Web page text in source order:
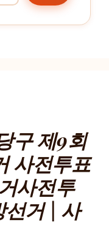
구 제9회
사전투표
사전투
선거 | 사